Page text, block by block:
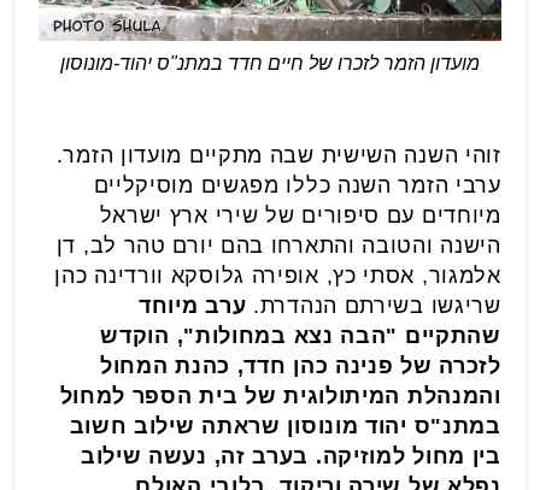
מועדון הזמר לזכרו של חיים חדד במתנ"ס יהוד-מונוסון
זוהי השנה השישית שבה מתקיים מועדון הזמר.
ערבי הזמר השנה כללו מפגשים מוסיקליים
מיוחדים עם סיפורים של שירי ארץ ישראל
הישנה והטובה והתארחו בהם יורם טהר לב, דן
אלמגור, אסתי כץ, אופירה גלוסקא וורדינה כהן
שריגשו בשירתם הנהדרת. ערב מיוחד
שהתקיים "הבה נצא במחולות", הוקדש
לזכרה של פנינה כהן חדד, כהנת המחול
והמנהלת המיתולוגית של בית הספר למחול
במתנ"ס יהוד מונוסון שראתה שילוב חשוב
בין מחול למוזיקה. בערב זה, נעשה שילוב